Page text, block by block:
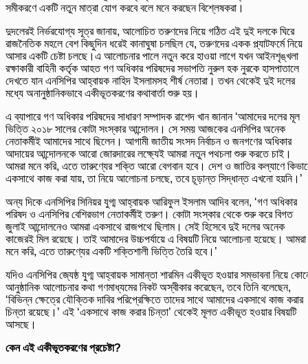
সমীকরণে একটি নতুন মাত্রা যোগ করবে বলে মনে করছেন বিশ্লেষকরা।
দুদলেরই নির্ভরযোগ্য সূত্র জানায়, আলোচিত তরুণদের নিয়ে গঠিত এই দুই দলকে ঘিরে
রাজনৈতিক মহলে বেশ কিছুদিন ধরেই কানাঘুষা চলছিল যে, তরুণদের একক প্ল্যাটফর্মে নিয়ে
আসার একটি চেষ্টা চলছে।এ আলোচনার পালে নতুন করে হাওয়া লাগে যখন আইনশৃঙ্খলা
রক্ষাকারী বাহিনী কর্তৃক আহত গণ অধিকার পরিষদের সভাপতি নুরুল হক নুরকে হাসপাতালে
দেখতে যান এনসিপির আহ্বায়ক নাহিদ ইসলামসহ শীর্ষ নেতারা। তখন থেকেই দুই দলের
মধ্যে অনানুষ্ঠানিকভাবে একীভূতকরণের কথাবার্তা শুরু হয়।
এ ব্যাপারে গণ অধিকার পরিষদের সাধারণ সম্পাদক রাশেদ খান জানান ‘আমাদের দলের মূল
ভিত্তি ২০১৮ সালের কোটা সংস্কার আন্দোলন। সে সময় আজকের এনসিপির অনেক
নেতাকর্মীই আমাদের সাথে ছিলেন। আগামী জাতীয় সংসদ নির্বাচন ও জনগণের অধিকার
আদায়ের আন্দোলনকে আরো জোরদারের লক্ষ্যেই আমরা নতুন পথচলা শুরু করতে চাই।
আমরা মনে করি, এতে তারুণ্যের শক্তি আরো বেগবান হবে। দেশ ও জাতির কল্যাণে
একসাথে কাজ করা যায়, তা নিয়ে আলোচনা চলছে, তবে চূড়ান্ত সিদ্ধান্ত এখনো হয়নি।’
অন্য দিকে এনসিপির সিনিয়র যুগ্ম আহ্বায়ক আরিফুল ইসলাম আদিব বলেন, ‘গণ অধিকার
পরিষদ ও এনসিপির বেশিরভাগ নেতাকর্মীই তরুণ। কোটা সংস্কার থেকে শুরু করে বিগত
জুলাই আন্দোলনেও আমরা একসাথে রাজপথে ছিলাম। সেই হিসেবে দুই দলের অনেক
কাজেরই মিল রয়েছে। তাই আমাদের উচ্চপর্যায়ে এ বিষয়টি নিয়ে আলোচনা হয়েছে। আমরা
মনে করি, এতে তারুণ্যের একটি শক্তিশালী ভিত্তি তৈরি হবে।’
যদিও এনসিপির জ্যেষ্ঠ যুগ্ম আহ্বায়ক সামান্তা শারমিন একীভূত হওয়ার সম্ভাবনা নিয়ে
আনুষ্ঠানিক আলোচনার কথা গণমাধ্যমের নিকট অস্বীকার করেছেন, তবে তিনি বলেছেন,
‘বিভিন্ন ক্ষেত্রে যৌক্তিক দাবির পরিপ্রেক্ষিতে তাদের সাথে আমাদের একসাথে কাজ করার
চিন্তা রয়েছে।’ এই ‘একসাথে কাজ করার চিন্তা’ থেকেই মূলত একীভূত হওয়ার বিষয়টি
আসছে।
কেন এই একীভূতকরণের প্রচেষ্টা?